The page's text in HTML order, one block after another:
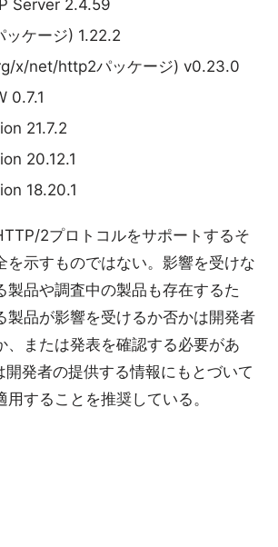
Server 2.4.59
ケージ) 1.22.2
x/net/http2パッケージ) v0.23.0
0.7.1
21.7.2
20.12.1
18.20.1
2プロトコルをサポートするそ
を示すものではない。影響を受けな
製品や調査中の製品も存在するた
製品が影響を受けるか否かは開発者
、または発表を確認する必要があ
開発者の提供する情報にもとづいて
することを推奨している。